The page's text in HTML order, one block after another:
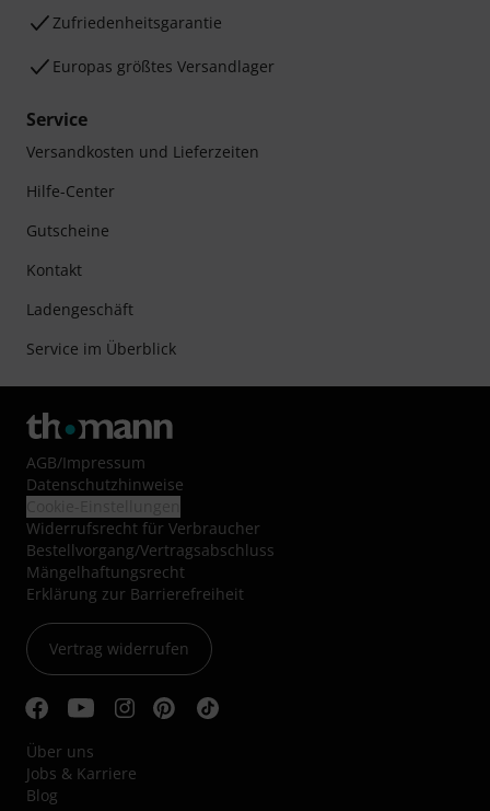
Zufriedenheitsgarantie
Europas größtes Versandlager
Service
Versandkosten und Lieferzeiten
Hilfe-Center
Gutscheine
Kontakt
Ladengeschäft
Service im Überblick
AGB/Impressum
Datenschutzhinweise
Widerrufsrecht für Verbraucher
Bestellvorgang/Vertragsabschluss
Mängelhaftungsrecht
Erklärung zur Barrierefreiheit
Vertrag widerrufen
Über uns
Jobs & Karriere
Blog